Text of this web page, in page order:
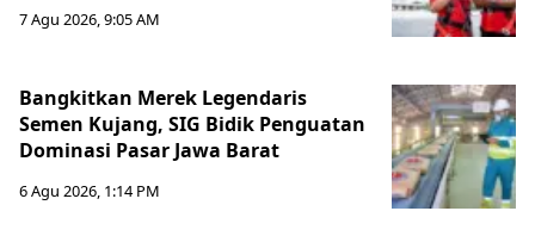
7 Agu 2026, 9:05 AM
Bangkitkan Merek Legendaris
Semen Kujang, SIG Bidik Penguatan
Dominasi Pasar Jawa Barat
6 Agu 2026, 1:14 PM